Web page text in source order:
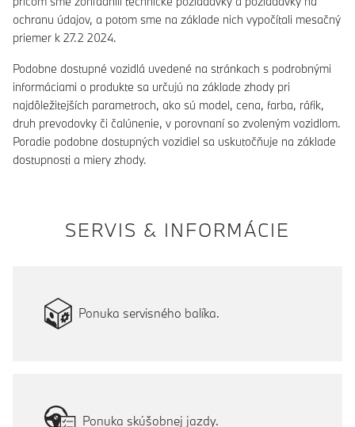
ochranu údajov, a potom sme na základe nich vypočítali mesačný
priemer k 27.2 2024.
Podobne dostupné vozidlá uvedené na stránkach s podrobnými
informáciami o produkte sa určujú na základe zhody pri
najdôležitejších parametroch, ako sú model, cena, farba, ráfik,
druh prevodovky či čalúnenie, v porovnaní so zvoleným vozidlom.
Poradie podobne dostupných vozidiel sa uskutočňuje na základe
dostupnosti a miery zhody.
SERVIS & INFORMÁCIE
Ponuka servisného balíka.
Ponuka skúšobnej jazdy.